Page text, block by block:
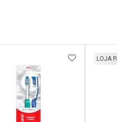
AOS FAVORITOS LOJA